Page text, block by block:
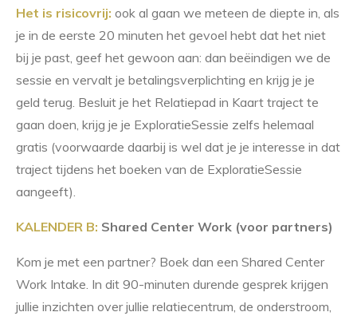
Het is risicovrij: ook al gaan we meteen de diepte in, als
je in de eerste 20 minuten het gevoel hebt dat het niet
bij je past, geef het gewoon aan: dan beëindigen we de
sessie en vervalt je betalingsverplichting en krijg je je
geld terug. Besluit je het Relatiepad in Kaart traject te
gaan doen, krijg je je ExploratieSessie zelfs helemaal
gratis (voorwaarde daarbij is wel dat je je interesse in dat
traject tijdens het boeken van de ExploratieSessie
aangeeft).
KALENDER B: Shared Center Work (voor partners)
Kom je met een partner? Boek dan een Shared Center
Work Intake. In dit 90-minuten durende gesprek krijgen
jullie inzichten over jullie relatiecentrum, de onderstroom,